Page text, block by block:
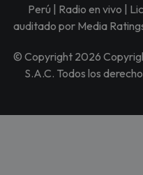
Perú | Radio en vivo |
auditado por Media
© Copyright 2026
S.A.C. Todos los